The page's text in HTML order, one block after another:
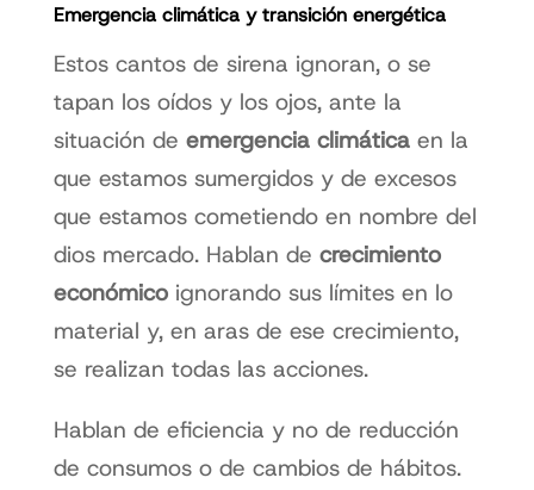
Emergencia climática y transición energética
Estos cantos de sirena ignoran, o se
tapan los oídos y los ojos, ante la
situación de emergencia climáticaen la
que estamos sumergidos y de excesos
que estamos cometiendo en nombre del
dios mercado. Hablan de crecimiento
económicoignorando sus límites en lo
material y, en aras de ese crecimiento,
se realizan todas las acciones.
Hablan de eficiencia y no de reducción
de consumos o de cambios de hábitos.